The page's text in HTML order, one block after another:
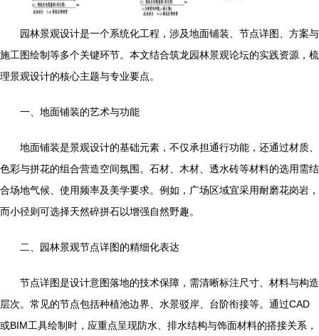
园林景观设计是一个系统化工程，涉及地面铺装、节点详图、方案与
施工图绘制等多个关键环节。本文结合筑龙园林景观论坛的实践资源，梳
理景观设计的核心主题与专业要点。
一、地面铺装的艺术与功能
地面铺装是景观设计的基础元素，不仅承担通行功能，还通过材质、
色彩与拼花的组合营造空间氛围。石材、木材、透水砖等材料的选用需结
合场地气候、使用频率及美学要求。例如，广场区域宜采用耐磨花岗岩，
而小径则可选择天然碎拼石以增强自然野趣。
二、园林景观节点详图的精细化表达
节点详图是设计意图落地的技术保障，需清晰标注尺寸、材料与构造
层次。常见的节点包括种植池边界、水景驳岸、台阶衔接等。通过CAD
或BIM工具绘制时，应重点呈现防水、排水结构与饰面材料的搭接关系，